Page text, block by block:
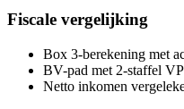
Fiscale vergelijking
Box 3-berekening met
BV-pad met 2-staffel
Netto inkomen